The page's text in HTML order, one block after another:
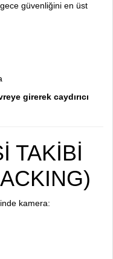
gece güvenliğini en üst
girerek caydırıcı
TAKİBİ
kamera: